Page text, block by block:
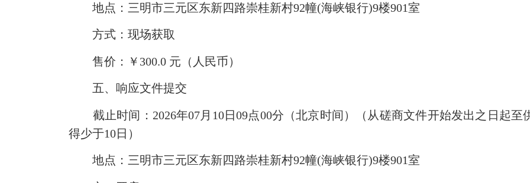
地点：三明市三元区东新四路崇桂新村92幢(海峡银行)9楼901室
方式：现场获取
售价：￥300.0 元（人民币）
五、响应文件提交
截止时间：2026年07月10日09点00分（北京时间）（从磋商文件开始发出之日起
得少于10日）
地点：三明市三元区东新四路崇桂新村92幢(海峡银行)9楼901室